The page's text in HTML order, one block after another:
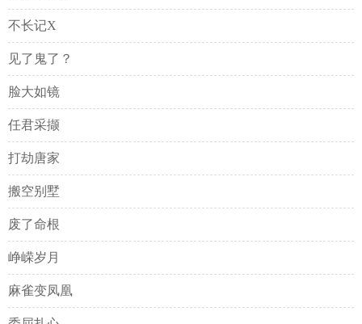
不长记X
见了鬼了？
脸大如镜
任君采撷
打劫唐家
搬空别墅
废了命根
峥嵘岁月
麻雀变凤凰